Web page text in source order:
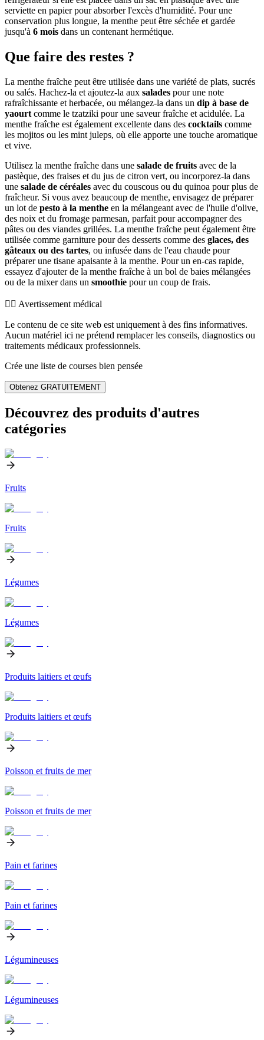
serviette en papier pour absorber l'excès d'humidité. Pour une
conservation plus longue, la menthe peut être séchée et gardée
jusqu'à 6 mois dans un contenant hermétique.
Que faire des restes ?
La menthe fraîche peut être utilisée dans une variété de plats, sucrés
ou salés. Hachez-la et ajoutez-la aux salades pour une note
rafraîchissante et herbacée, ou mélangez-la dans un dip à base de
yaourt comme le tzatziki pour une saveur fraîche et acidulée. La
menthe fraîche est également excellente dans des cocktails comme
les mojitos ou les mint juleps, où elle apporte une touche aromatique
et vive.
Utilisez la menthe fraîche dans une salade de fruits avec de la
pastèque, des fraises et du jus de citron vert, ou incorporez-la dans
une salade de céréales avec du couscous ou du quinoa pour plus de
fraîcheur. Si vous avez beaucoup de menthe, envisagez de préparer
un lot de pesto à la menthe en la mélangeant avec de l'huile d'olive,
des noix et du fromage parmesan, parfait pour accompagner des
pâtes ou des viandes grillées. La menthe fraîche peut également être
utilisée comme garniture pour des desserts comme des glaces, des
gâteaux ou des tartes, ou infusée dans de l'eau chaude pour
préparer une tisane apaisante à la menthe. Pour un en-cas rapide,
essayez d'ajouter de la menthe fraîche à un bol de baies mélangées
ou de la mixer dans un smoothie pour un coup de frais.
👨‍⚕️️ Avertissement médical
Le contenu de ce site web est uniquement à des fins informatives.
Aucun matériel ici ne prétend remplacer les conseils, diagnostics ou
traitements médicaux professionnels.
Crée une liste de courses bien pensée
Obtenez GRATUITEMENT
Découvrez des produits d'autres
catégories
Fruits
Fruits
Légumes
Légumes
Produits laitiers et œufs
Produits laitiers et œufs
Poisson et fruits de mer
Poisson et fruits de mer
Pain et farines
Pain et farines
Légumineuses
Légumineuses